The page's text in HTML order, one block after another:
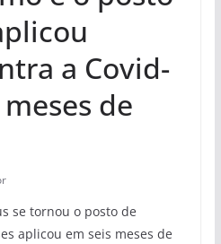
a Covid-
de
se tornou o posto de
aplicou em seis meses de